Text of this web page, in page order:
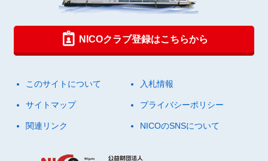
NICOクラブ登録はこちらから
このサイトについて 入札情報
サイトマップ プライバシーポリシー
関連リンク NICOのSNSについて